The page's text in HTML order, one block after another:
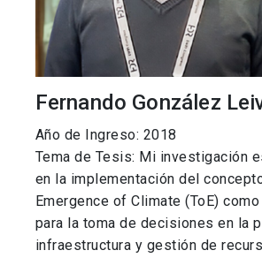
Fernando González
Año de Ingreso: 2018
Tema de Tesis: Mi investigación
en la implementación del
Emergence of Climate (ToE)
para la toma de decisiones en la
infraestructura y gestión de